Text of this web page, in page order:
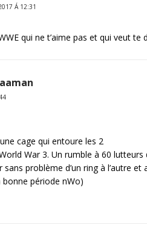
Á 12:31
qui ne t’aime pas et qui veut
cage qui entoure les 2
War 3. Un rumble à 60
problème d’un ring à l’autre et
période nWo)